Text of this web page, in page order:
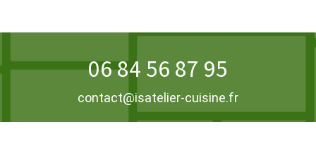
06 84 56 87 95
contact@isatelier-cuisine.fr